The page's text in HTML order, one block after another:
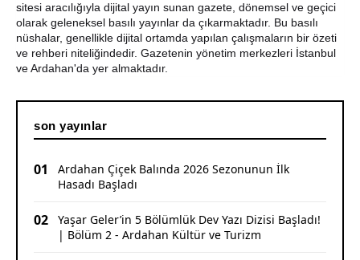
Ardahan'da Traktör Devrildi: Sürücü Yaralandı
Uluslararası Badminton Turnuvasında Erzincanlı
Sporculardan Büyük Başarı: 3 Altın, 1 Gümüş Madalya
sitesi aracılığıyla dijital yayın sunan gazete, dönemsel ve geçici
olarak geleneksel basılı yayınlar da çıkarmaktadır. Bu basılı
nüshalar, genellikle dijital ortamda yapılan çalışmaların bir özeti
ve rehberi niteliğindedir. Gazetenin yönetim merkezleri İstanbul
ve Ardahan'da yer almaktadır.
son yayınlar
01
Ardahan Çiçek Balında 2026 Sezonunun İlk
Hasadı Başladı
02
Yaşar Geler’in 5 Bölümlük Dev Yazı Dizisi Başladı!
| Bölüm 2 - Ardahan Kültür ve Turizm